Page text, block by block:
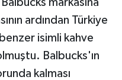
ardından Türkiye
isimli kahve
Balbucks'ın
kalması